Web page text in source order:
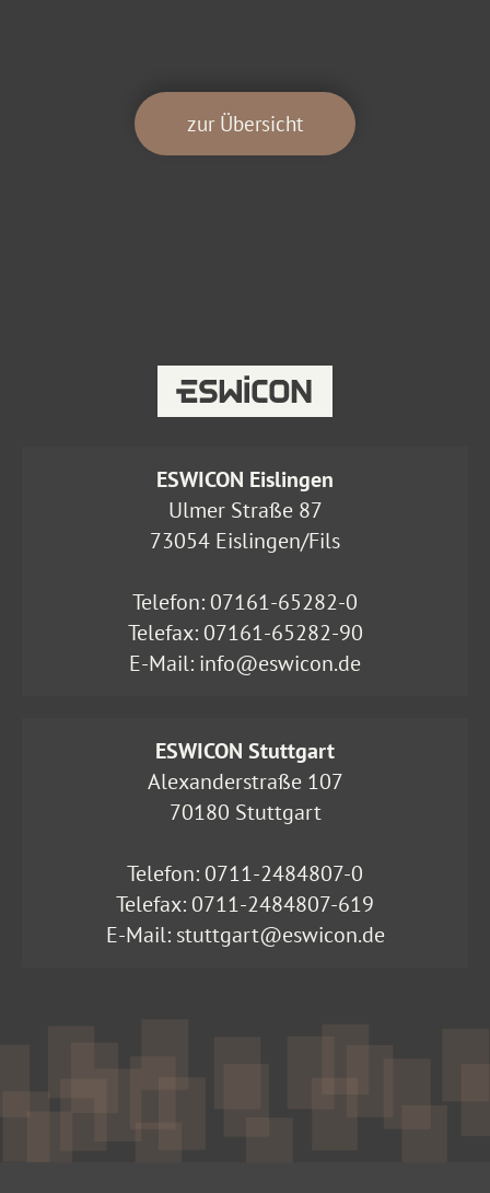
zur Übersicht
ESWICON Eislingen
Ulmer Straße 87
73054 Eislingen/Fils
Telefon: 07161-65282-0
Telefax: 07161-65282-90
E-Mail: info@eswicon.de
ESWICON Stuttgart
Alexanderstraße 107
70180 Stuttgart
Telefon: 0711-2484807-0
Telefax: 0711-2484807-619
E-Mail: stuttgart@eswicon.de